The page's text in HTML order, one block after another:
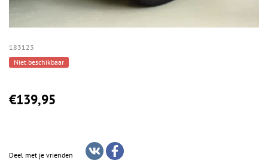
183123
Niet beschikbaar
€139,95
Deel met je vrienden